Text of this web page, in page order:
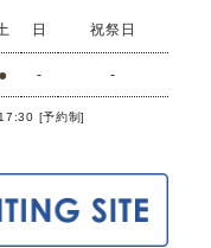
日 祝祭日
● - -
[予約制]